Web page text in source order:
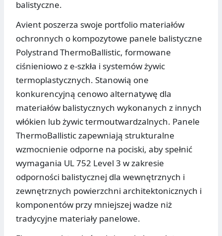
balistyczne.
Avient poszerza swoje portfolio materiałów
ochronnych o kompozytowe panele balistyczne
Polystrand ThermoBallistic, formowane
ciśnieniowo z e-szkła i systemów żywic
termoplastycznych. Stanowią one
konkurencyjną cenowo alternatywę dla
materiałów balistycznych wykonanych z innych
włókien lub żywic termoutwardzalnych. Panele
ThermoBallistic zapewniają strukturalne
wzmocnienie odporne na pociski, aby spełnić
wymagania UL 752 Level 3 w zakresie
odporności balistycznej dla wewnętrznych i
zewnętrznych powierzchni architektonicznych i
komponentów przy mniejszej wadze niż
tradycyjne materiały panelowe.